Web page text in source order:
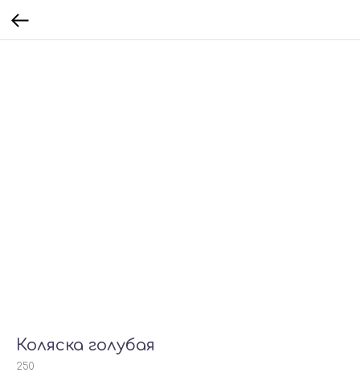
Коляска голубая
250